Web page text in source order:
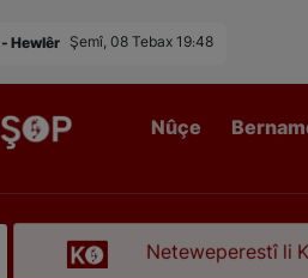
Hewlêr Şemî, 08 Tebax 19:48
Nûçe
Neteweperestî li Kurdistanê: